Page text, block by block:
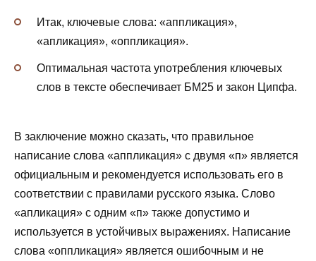
Итак, ключевые слова: «аппликация»,
«апликация», «оппликация».
Оптимальная частота употребления ключевых
слов в тексте обеспечивает БМ25 и закон Ципфа.
В заключение можно сказать, что правильное
написание слова «аппликация» с двумя «п» является
официальным и рекомендуется использовать его в
соответствии с правилами русского языка. Слово
«апликация» с одним «п» также допустимо и
используется в устойчивых выражениях. Написание
слова «оппликация» является ошибочным и не